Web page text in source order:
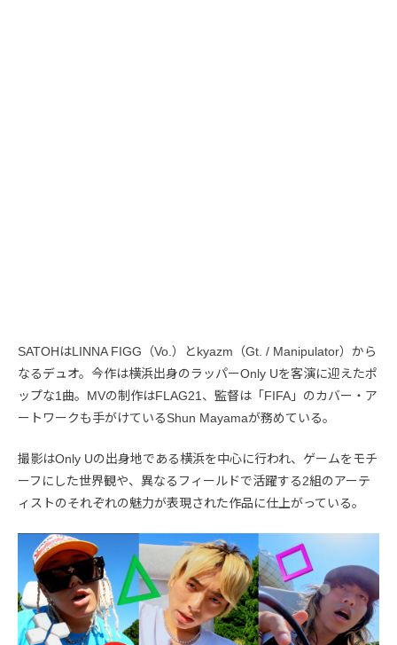
SATOHはLINNA FIGG（Vo.）とkyazm（Gt. / Manipulator）から
なるデュオ。今作は横浜出身のラッパーOnly Uを客演に迎えたポ
ップな1曲。MVの制作はFLAG21、監督は「FIFA」のカバー・ア
ートワークも手がけているShun Mayamaが務めている。
撮影はOnly Uの出身地である横浜を中心に行われ、ゲームをモチ
ーフにした世界観や、異なるフィールドで活躍する2組のアーテ
ィストのそれぞれの魅力が表現された作品に仕上がっている。